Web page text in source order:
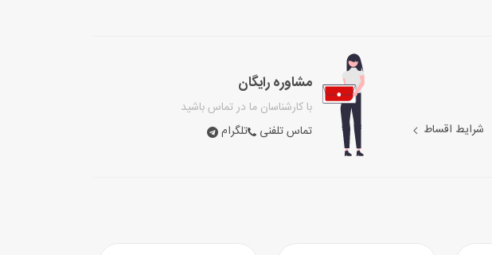
شرایط اقساط
مشاوره رایگان
با کارشناسان ما در تماس باشید
تماس تلفنی
تلگرام